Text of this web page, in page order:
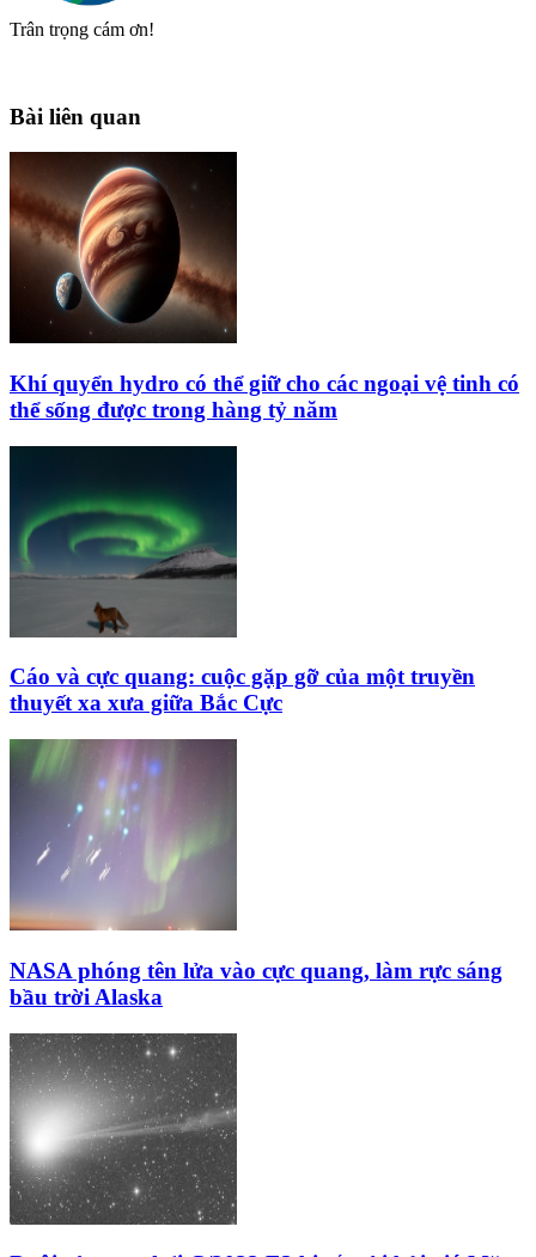
Trân trọng cám ơn!
Bài liên quan
Khí quyển hydro có thể giữ cho các ngoại vệ tinh có
thể sống được trong hàng tỷ năm
Cáo và cực quang: cuộc gặp gỡ của một truyền
thuyết xa xưa giữa Bắc Cực
NASA phóng tên lửa vào cực quang, làm rực sáng
bầu trời Alaska